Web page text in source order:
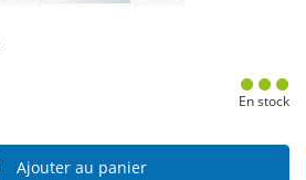
En stock
Ajouter au panier